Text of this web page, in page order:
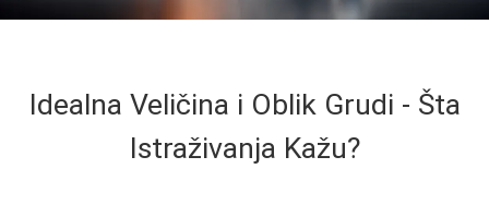
Idealna Veličina i Oblik Grudi - Šta
Istraživanja Kažu?